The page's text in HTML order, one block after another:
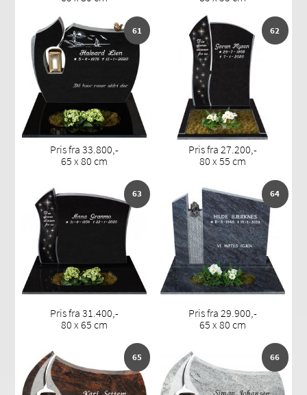
61
Pris fra 33.800,-
65 x 80 cm
62
Pris fra 27.200,-
80 x 55 cm
63
Pris fra 31.400,-
80 x 65 cm
64
Pris fra 29.900,-
65 x 80 cm
65 66